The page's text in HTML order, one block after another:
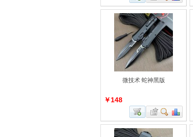
微技术 蛇神黑版
￥148